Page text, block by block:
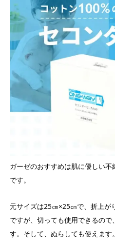
ガーゼのおすすめは肌に優しい不
です。
元サイズは25㎝×25㎝で、折上が
ですが、切っても使用できるの
す。そして、ぬらしても使えます。